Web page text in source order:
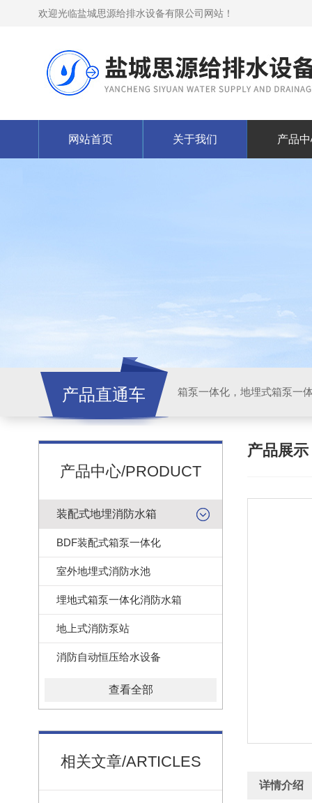
欢迎光临盐城思源给排水设备有限公司网站！
网站首页 关于我们 产品
产品直通车
产品中心/PRODUCT
装配式地埋消防水箱
BDF装配式箱泵一体化
室外地埋式消防水池
埋地式箱泵一体化消防水箱
地上式消防泵站
消防自动恒压给水设备
查看全部
相关文章/ARTICLES
产品展示
详情介绍